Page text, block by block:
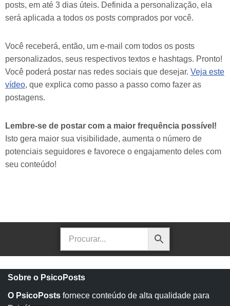
posts, em até 3 dias úteis. Definida a personalização, ela
será aplicada a todos os posts comprados por você.
Você receberá, então, um e-mail com todos os posts
personalizados, seus respectivos textos e hashtags. Pronto!
Você poderá postar nas redes sociais que desejar. Veja este
vídeo, que explica como passo a passo como fazer as
postagens.
Lembre-se de postar com a maior frequência possível!
Isto gera maior sua visibilidade, aumenta o número de
potenciais seguidores e favorece o engajamento deles com
seu conteúdo!
Sobre o PsicoPosts
O PsicoPosts fornece conteúdo de alta qualidade para